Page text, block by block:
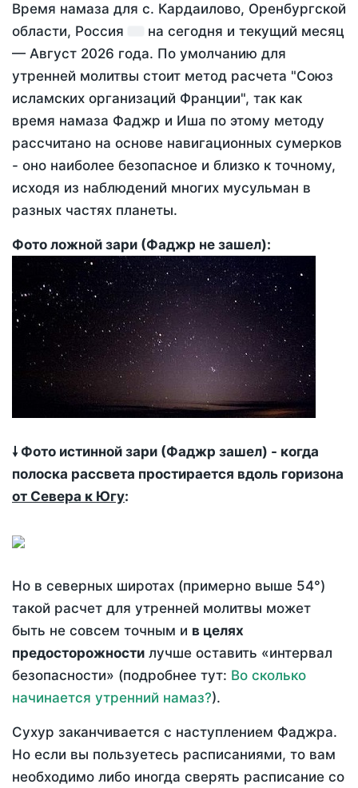
Время намаза для с. Кардаилово, Оренбургской
области, Россия
на сегодня и текущий месяц
— Август 2026 года. По умолчанию для
утренней молитвы стоит метод расчета "Союз
исламских организаций Франции", так как
время намаза Фаджр и Иша по этому методу
рассчитано на основе навигационных сумерков
- оно наиболее безопасное и близко к точному,
исходя из наблюдений многих мусульман в
разных частях планеты.
Фото ложной зари (Фаджр не зашел):
🠗 Фото истинной зари (Фаджр зашел) - когда
полоска рассвета простирается вдоль горизона
от Севера к Югу:
Но в северных широтах (примерно выше 54°)
такой расчет для утренней молитвы может
быть не совсем точным и в целях
предосторожности лучше оставить «интервал
безопасности» (подробнее тут: Во сколько
начинается утренний намаз?).
Сухур заканчивается с наступлением Фаджра.
Но если вы пользуетесь расписаниями, то вам
необходимо либо иногда сверять расписание со